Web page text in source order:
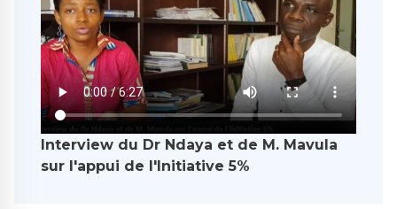
Interview du Dr Ndaya et de M. Mavula
sur l'appui de l'Initiative 5%